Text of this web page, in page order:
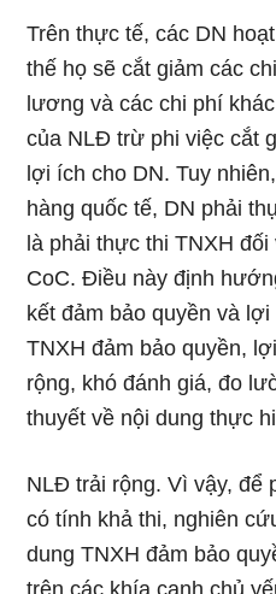
Trên thực tế, các DN
thế họ sẽ cắt giảm các
lương và các chi phí
của NLĐ trừ phi việc cắt
lợi ích cho DN. Tuy
hàng quốc tế, DN phải
là phải thực thi TNXH
CoC. Điều này định
kết đảm bảo quyền và
TNXH đảm bảo quyền,
rộng, khó đánh giá, đo
thuyết về nội dung thực
NLĐ trải rộng. Vì vậy, để
có tính khả thi, nghiên
dung TNXH đảm bảo
trên các khía cạnh chủ